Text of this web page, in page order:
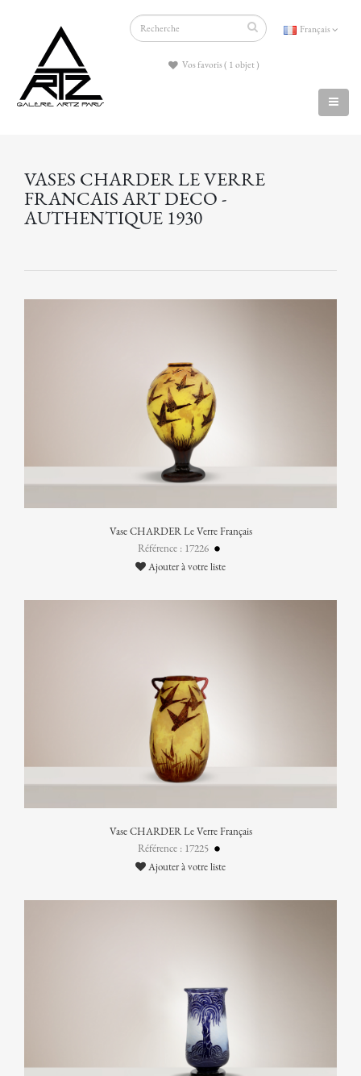
Français
Vos favoris ( 1 objet )
VASES CHARDER LE VERRE
FRANCAIS ART DECO -
AUTHENTIQUE 1930
Vase CHARDER Le Verre Français
Référence : 17226
Ajouter à votre liste
Vase CHARDER Le Verre Français
Référence : 17225
Ajouter à votre liste